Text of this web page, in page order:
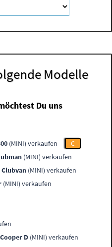
Modelle
Du uns
(MINI) verkaufen
C
(MINI) verkaufen
Clubvan (MINI) verkaufen
(MINI) verkaufen
Cooper D (MINI) verkaufen